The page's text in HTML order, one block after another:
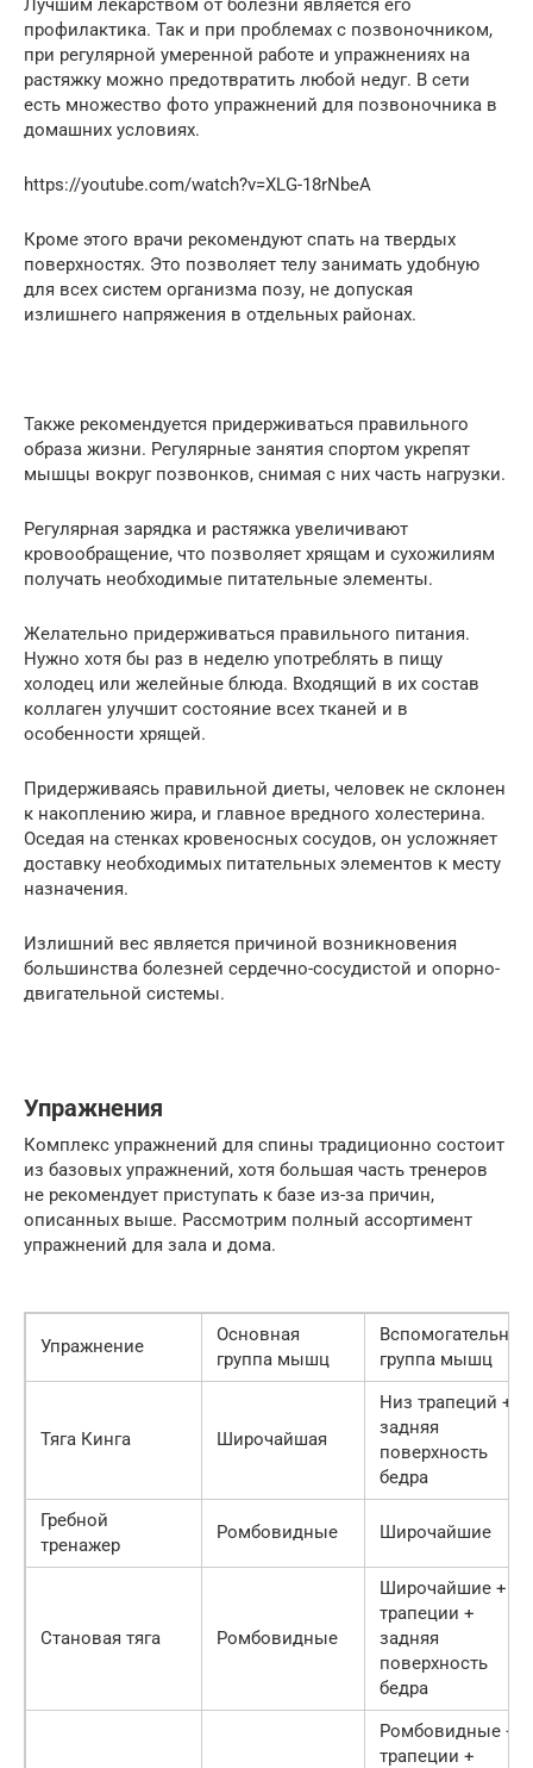
Лучшим лекарством от болезни является его
профилактика. Так и при проблемах с позвоночником,
при регулярной умеренной работе и упражнениях на
растяжку можно предотвратить любой недуг. В сети
есть множество фото упражнений для позвоночника в
домашних условиях.
https://youtube.com/watch?v=XLG-18rNbeA
Кроме этого врачи рекомендуют спать на твердых
поверхностях. Это позволяет телу занимать удобную
для всех систем организма позу, не допуская
излишнего напряжения в отдельных районах.
Также рекомендуется придерживаться правильного
образа жизни. Регулярные занятия спортом укрепят
мышцы вокруг позвонков, снимая с них часть нагрузки.
Регулярная зарядка и растяжка увеличивают
кровообращение, что позволяет хрящам и сухожилиям
получать необходимые питательные элементы.
Желательно придерживаться правильного питания.
Нужно хотя бы раз в неделю употреблять в пищу
холодец или желейные блюда. Входящий в их состав
коллаген улучшит состояние всех тканей и в
особенности хрящей.
Придерживаясь правильной диеты, человек не склонен
к накоплению жира, и главное вредного холестерина.
Оседая на стенках кровеносных сосудов, он усложняет
доставку необходимых питательных элементов к месту
назначения.
Излишний вес является причиной возникновения
большинства болезней сердечно-сосудистой и опорно-
двигательной системы.
Упражнения
Комплекс упражнений для спины традиционно состоит
из базовых упражнений, хотя большая часть тренеров
не рекомендует приступать к базе из-за причин,
описанных выше. Рассмотрим полный ассортимент
упражнений для зала и дома.
Упражнение
Основная
группа мышц
Вспомогательная
группа мышц
Тяга Кинга Широчайшая
Низ трапеций +
задняя
поверхность
бедра
Гребной
тренажер
Ромбовидные Широчайшие
Становая тяга Ромбовидные
Широчайшие +
трапеции +
задняя
поверхность
бедра
Ромбовидные +
трапеции +